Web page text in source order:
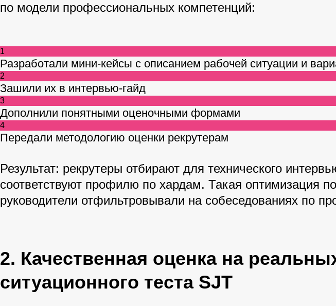
по модели профессиональных компетенций:
1
Разработали мини-кейсы с описанием рабочей ситуации и
2
Зашили их в интервью-гайд
3
Дополнили понятными оценочными формами
4
Передали методологию оценки рекрутерам
Результат: рекрутеры отбирают для технического
соответствуют профилю по хардам. Такая оптимизация
руководители отфильтровывали на собеседованиях по
2. Качественная оценка на
ситуационного теста SJT